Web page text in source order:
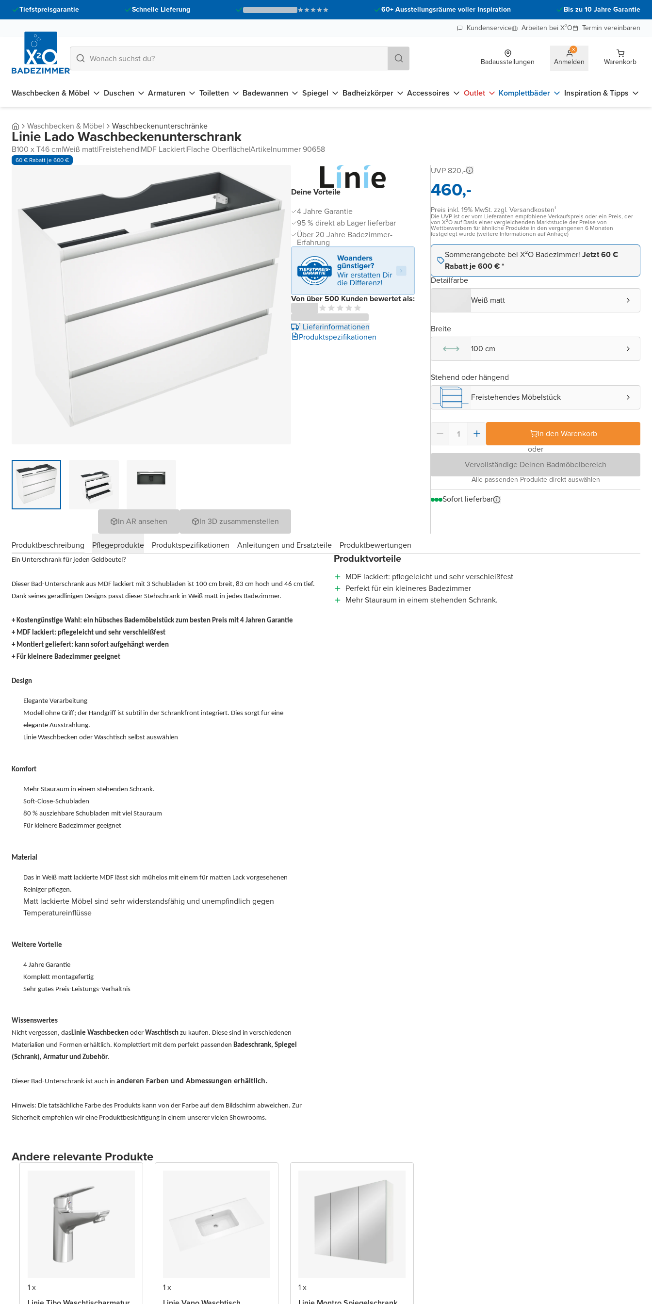
Tiefstpreisgarantie Schnelle Lieferung 60+ Ausstellungsräume voller Inspiration
Bis zu 10 Jahre Garantie
Kundenservice
Arbeiten bei X²O Termin vereinbaren
Badausstellungen Anmelden Warenkorb
Waschbecken & Möbel Duschen Armaturen Toiletten Badewannen Spiegel Badheizkörper Accessoires Outlet Komplettbäder Inspiration & Tipps
Waschbecken & Möbel Waschbeckenunterschränke
Linie Lado Waschbeckenunterschrank
B100 x T46 cm|Weiß matt|Freistehend|MDF Lackiert|Flache Oberfläche|Artikelnummer 90658
60 € Rabatt je 600 €
In AR ansehen In 3D zusammenstellen
Deine Vorteile
4 Jahre Garantie
95 % direkt ab Lager lieferbar
Über 20 Jahre Badezimmer-
Erfahrung
Von über 500 Kunden bewertet als:
¹ Lieferinformationen
Produktspezifikationen
UVP 820,-
460,-
Preis inkl. 19% MwSt. zzgl. Versandkosten¹
Die UVP ist der vom Lieferanten empfohlene Verkaufspreis oder ein Preis, der
von X²O auf Basis einer vergleichenden Marktstudie der Preise von
Wettbewerbern für ähnliche Produkte in den vergangenen 6 Monaten
festgelegt wurde (weitere Informationen auf Anfrage)
Sommerangebote bei X²O Badezimmer! Jetzt 60 €
Rabatt je 600 € *
Detailfarbe
Weiß matt
Breite
100 cm
Stehend oder hängend
Freistehendes Möbelstück
In den Warenkorb
oder
Vervollständige Deinen Badmöbelbereich
Alle passenden Produkte direkt auswählen
Sofort lieferbar
Produktbeschreibung Pflegeprodukte Produktspezifikationen Anleitungen und Ersatzteile Produktbewertungen
Ein Unterschrank für jeden Geldbeutel?
Dieser Bad-Unterschrank aus MDF lackiert mit 3 Schubladen ist 100 cm breit, 83 cm hoch und 46 cm tief.
Dank seines geradlinigen Designs passt dieser Stehschrank in Weiß matt in jedes Badezimmer.
+ Kostengünstige Wahl: ein hübsches Bademöbelstück zum besten Preis mit 4 Jahren Garantie
+ MDF lackiert: pflegeleicht und sehr verschleißfest
+ Montiert geliefert: kann sofort aufgehängt werden
+ Für kleinere Badezimmer geeignet
Design
Elegante Verarbeitung
Modell ohne Griff; der Handgriff ist subtil in der Schrankfront integriert. Dies sorgt für eine
elegante Ausstrahlung.
Linie Waschbecken oder Waschtisch selbst auswählen
Komfort
Mehr Stauraum in einem stehenden Schrank.
Soft-Close-Schubladen
80 % ausziehbare Schubladen mit viel Stauraum
Für kleinere Badezimmer geeignet
Material
Das in Weiß matt lackierte MDF lässt sich mühelos mit einem für matten Lack vorgesehenen
Reiniger pflegen.
Matt lackierte Möbel sind sehr widerstandsfähig und unempfindlich gegen
Temperatureinflüsse
Weitere Vorteile
4 Jahre Garantie
Komplett montagefertig
Sehr gutes Preis-Leistungs-Verhältnis
Wissenswertes
Nicht vergessen, dasLinie Waschbecken oder Waschtisch zu kaufen. Diese sind in verschiedenen
Materialien und Formen erhältlich. Komplettiert mit dem perfekt passenden Badeschrank, Spiegel
(Schrank), Armatur und Zubehör.
Dieser Bad-Unterschrank ist auch in anderen Farben und Abmessungen erhältlich.
Hinweis: Die tatsächliche Farbe des Produkts kann von der Farbe auf dem Bildschirm abweichen. Zur
Sicherheit empfehlen wir eine Produktbesichtigung in einem unserer vielen Showrooms.
Produktvorteile
MDF lackiert: pflegeleicht und sehr verschleißfest
Perfekt für ein kleineres Badezimmer
Mehr Stauraum in einem stehenden Schrank.
Andere relevante Produkte
1 x
1 x
1 x